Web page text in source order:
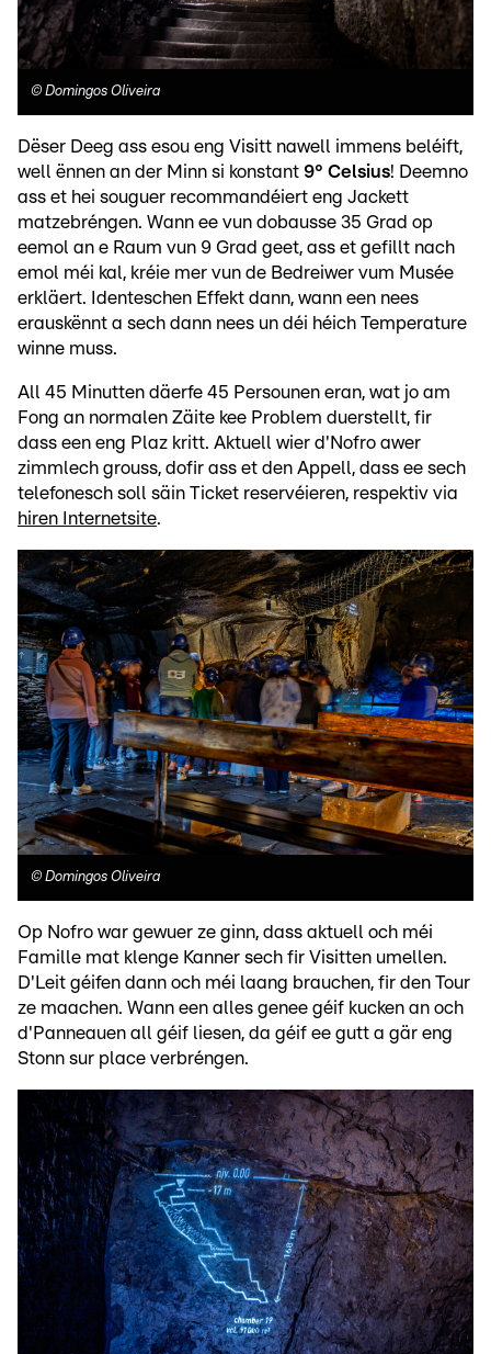
© Domingos Oliveira
Dëser Deeg ass esou eng Visitt nawell immens beléift,
well ënnen an der Minn si konstant 9° Celsius! Deemno
ass et hei souguer recommandéiert eng Jackett
matzebréngen. Wann ee vun dobausse 35 Grad op
eemol an e Raum vun 9 Grad geet, ass et gefillt nach
emol méi kal, kréie mer vun de Bedreiwer vum Musée
erkläert. Identeschen Effekt dann, wann een nees
erauskënnt a sech dann nees un déi héich Temperature
winne muss.
All 45 Minutten däerfe 45 Persounen eran, wat jo am
Fong an normalen Zäite kee Problem duerstellt, fir
dass een eng Plaz kritt. Aktuell wier d'Nofro awer
zimmlech grouss, dofir ass et den Appell, dass ee sech
telefonesch soll säin Ticket reservéieren, respektiv via
hiren Internetsite.
© Domingos Oliveira
Op Nofro war gewuer ze ginn, dass aktuell och méi
Famille mat klenge Kanner sech fir Visitten umellen.
D'Leit géifen dann och méi laang brauchen, fir den Tour
ze maachen. Wann een alles genee géif kucken an och
d'Panneauen all géif liesen, da géif ee gutt a gär eng
Stonn sur place verbréngen.